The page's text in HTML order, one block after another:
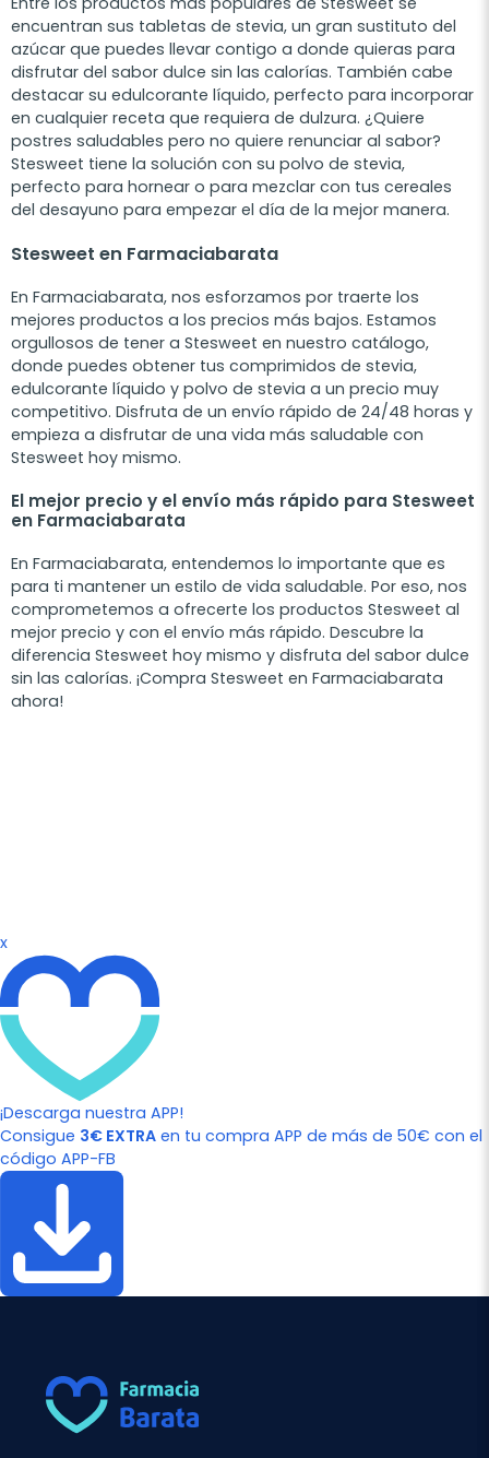
encuentran sus tabletas de stevia, un gran sustituto del
azúcar que puedes llevar contigo a donde quieras para
disfrutar del sabor dulce sin las calorías. También cabe
destacar su edulcorante líquido, perfecto para incorporar
en cualquier receta que requiera de dulzura. ¿Quiere
postres saludables pero no quiere renunciar al sabor?
Stesweet tiene la solución con su polvo de stevia,
perfecto para hornear o para mezclar con tus cereales
del desayuno para empezar el día de la mejor manera.
Stesweet en Farmaciabarata
En Farmaciabarata, nos esforzamos por traerte los
mejores productos a los precios más bajos. Estamos
orgullosos de tener a Stesweet en nuestro catálogo,
donde puedes obtener tus comprimidos de stevia,
edulcorante líquido y polvo de stevia a un precio muy
competitivo. Disfruta de un envío rápido de 24/48 horas y
empieza a disfrutar de una vida más saludable con
Stesweet hoy mismo.
El mejor precio y el envío más rápido para Stesweet
en Farmaciabarata
En Farmaciabarata, entendemos lo importante que es
para ti mantener un estilo de vida saludable. Por eso, nos
comprometemos a ofrecerte los productos Stesweet al
mejor precio y con el envío más rápido. Descubre la
diferencia Stesweet hoy mismo y disfruta del sabor dulce
sin las calorías. ¡Compra Stesweet en Farmaciabarata
ahora!
x
¡Descarga nuestra APP!
Consigue 3€ EXTRA en tu compra APP de más de 50€ con el
código APP-FB